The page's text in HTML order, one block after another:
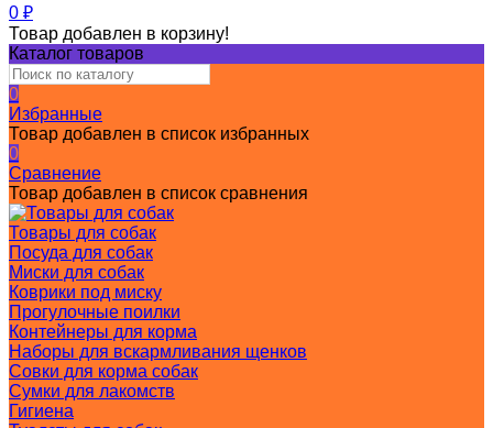
0 ₽
Товар добавлен в корзину!
Каталог товаров
0
Избранные
Товар добавлен в список избранных
0
Сравнение
Товар добавлен в список сравнения
Товары для собак
Посуда для собак
Миски для собак
Коврики под миску
Прогулочные поилки
Контейнеры для корма
Наборы для вскармливания щенков
Совки для корма собак
Сумки для лакомств
Гигиена